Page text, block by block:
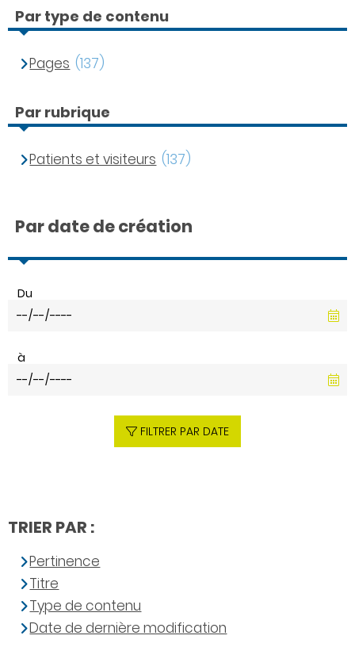
Par type de contenu
Pages (137)
Par rubrique
Patients et visiteurs (137)
Par date de création
Du
à
FILTRER PAR DATE
TRIER PAR :
Pertinence
Titre
Type de contenu
Date de dernière modification